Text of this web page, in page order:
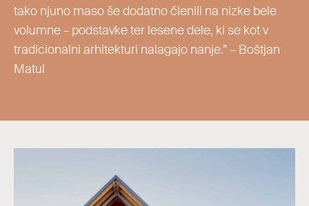
tako njuno maso še dodatno členili na nizke bele
volumne – podstavke ter lesene dele, ki se kot v
tradicionalni arhitekturi nalagajo nanje.” – Boštjan
Matul